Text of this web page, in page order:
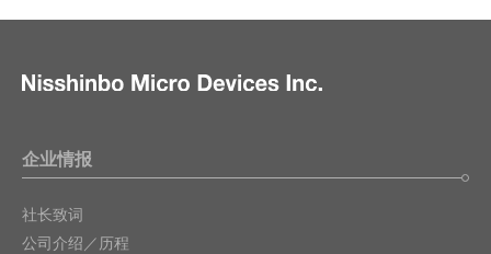
企业情报
社长致词
公司介绍／历程